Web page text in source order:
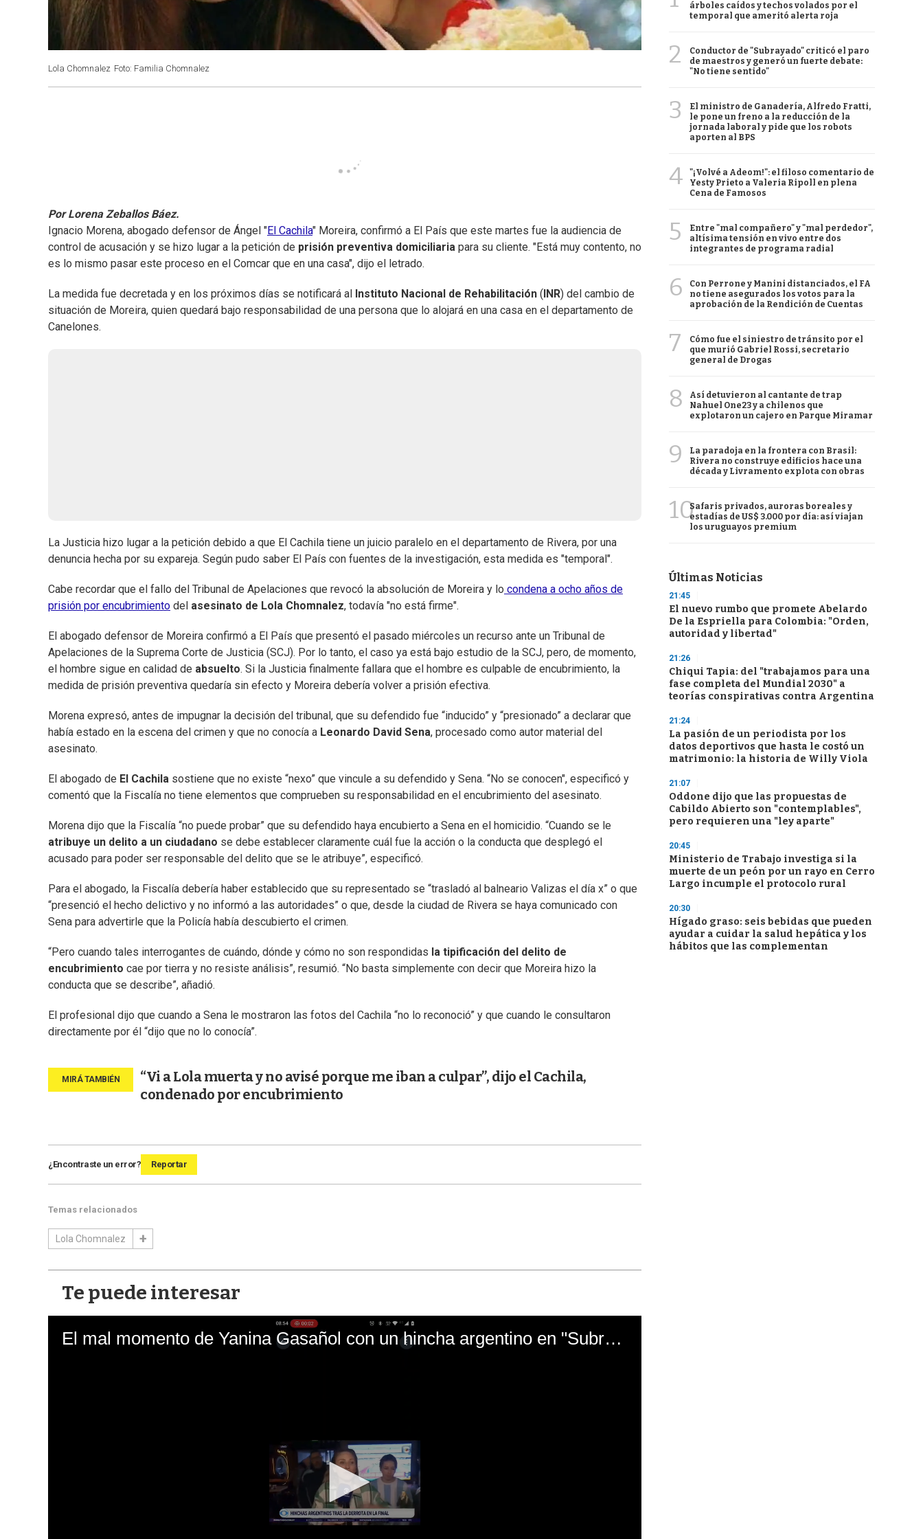
Lola Chomnalez Foto: Familia Chomnalez
Por Lorena Zeballos Báez.
Ignacio Morena, abogado defensor de Ángel "El Cachila" Moreira, confirmó a El País que este martes fue la audiencia de
control de acusación y se hizo lugar a la petición de prisión preventiva domiciliaria para su cliente. "Está muy contento, no
es lo mismo pasar este proceso en el Comcar que en una casa", dijo el letrado.
La medida fue decretada y en los próximos días se notificará al Instituto Nacional de Rehabilitación ( INR) del cambio de
situación de Moreira, quien quedará bajo responsabilidad de una persona que lo alojará en una casa en el departamento de
Canelones.
La Justicia hizo lugar a la petición debido a que El Cachila tiene un juicio paralelo en el departamento de Rivera, por una
denuncia hecha por su expareja. Según pudo saber El País con fuentes de la investigación, esta medida es "temporal".
Cabe recordar que el fallo del Tribunal de Apelaciones que revocó la absolución de Moreira y lo condena a ocho años de
prisión por encubrimiento del asesinato de Lola Chomnalez, todavía "no está firme".
El abogado defensor de Moreira confirmó a El País que presentó el pasado miércoles un recurso ante un Tribunal de
Apelaciones de la Suprema Corte de Justicia (SCJ). Por lo tanto, el caso ya está bajo estudio de la SCJ, pero, de momento,
el hombre sigue en calidad de absuelto. Si la Justicia finalmente fallara que el hombre es culpable de encubrimiento, la
medida de prisión preventiva quedaría sin efecto y Moreira debería volver a prisión efectiva.
Morena expresó, antes de impugnar la decisión del tribunal, que su defendido fue “inducido” y “presionado” a declarar que
había estado en la escena del crimen y que no conocía a Leonardo David Sena, procesado como autor material del
asesinato.
El abogado de El Cachila sostiene que no existe “nexo” que vincule a su defendido y Sena. “No se conocen", especificó y
comentó que la Fiscalía no tiene elementos que comprueben su responsabilidad en el encubrimiento del asesinato.
Morena dijo que la Fiscalía “no puede probar” que su defendido haya encubierto a Sena en el homicidio. “Cuando se le
atribuye un delito a un ciudadano se debe establecer claramente cuál fue la acción o la conducta que desplegó el
acusado para poder ser responsable del delito que se le atribuye”, especificó.
Para el abogado, la Fiscalía debería haber establecido que su representado se “trasladó al balneario Valizas el día x” o que
“presenció el hecho delictivo y no informó a las autoridades” o que, desde la ciudad de Rivera se haya comunicado con
Sena para advertirle que la Policía había descubierto el crimen.
“Pero cuando tales interrogantes de cuándo, dónde y cómo no son respondidas la tipificación del delito de
encubrimiento cae por tierra y no resiste análisis”, resumió. “No basta simplemente con decir que Moreira hizo la
conducta que se describe”, añadió.
El profesional dijo que cuando a Sena le mostraron las fotos del Cachila “no lo reconoció” y que cuando le consultaron
directamente por él “dijo que no lo conocía”.
“Vi a Lola muerta y no avisé porque me iban a culpar”, dijo el Cachila,
condenado por encubrimiento
¿Encontraste un error? Reportar
Temas relacionados
Lola Chomnalez
Te puede interesar
El mal momento de Yanina Gasañol con un hincha argentino en "Subrayado"
árboles caídos y techos volados por el
temporal que ameritó alerta roja
2
Conductor de "Subrayado" criticó el paro
de maestros y generó un fuerte debate:
"No tiene sentido"
3
El ministro de Ganadería, Alfredo Fratti,
le pone un freno a la reducción de la
jornada laboral y pide que los robots
aporten al BPS
4
"¡Volvé a Adeom!": el filoso comentario de
Yesty Prieto a Valeria Ripoll en plena
Cena de Famosos
5
Entre "mal compañero" y "mal perdedor",
altísima tensión en vivo entre dos
integrantes de programa radial
6
Con Perrone y Manini distanciados, el FA
no tiene asegurados los votos para la
aprobación de la Rendición de Cuentas
7
Cómo fue el siniestro de tránsito por el
que murió Gabriel Rossi, secretario
general de Drogas
8
Así detuvieron al cantante de trap
Nahuel One23 y a chilenos que
explotaron un cajero en Parque Miramar
9
La paradoja en la frontera con Brasil:
Rivera no construye edificios hace una
década y Livramento explota con obras
10Safaris privados, auroras boreales y
estadías de US$ 3.000 por día: así viajan
los uruguayos premium
Últimas Noticias
21:45
El nuevo rumbo que promete Abelardo
De la Espriella para Colombia: "Orden,
autoridad y libertad"
21:26
Chiqui Tapia: del "trabajamos para una
fase completa del Mundial 2030" a
teorías conspirativas contra Argentina
21:24
La pasión de un periodista por los
datos deportivos que hasta le costó un
matrimonio: la historia de Willy Viola
21:07
Oddone dijo que las propuestas de
Cabildo Abierto son "contemplables",
pero requieren una "ley aparte"
20:45
Ministerio de Trabajo investiga si la
muerte de un peón por un rayo en Cerro
Largo incumple el protocolo rural
20:30
Hígado graso: seis bebidas que pueden
ayudar a cuidar la salud hepática y los
hábitos que las complementan